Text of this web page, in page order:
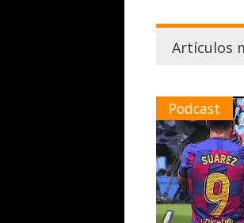
Artículos
Podcast